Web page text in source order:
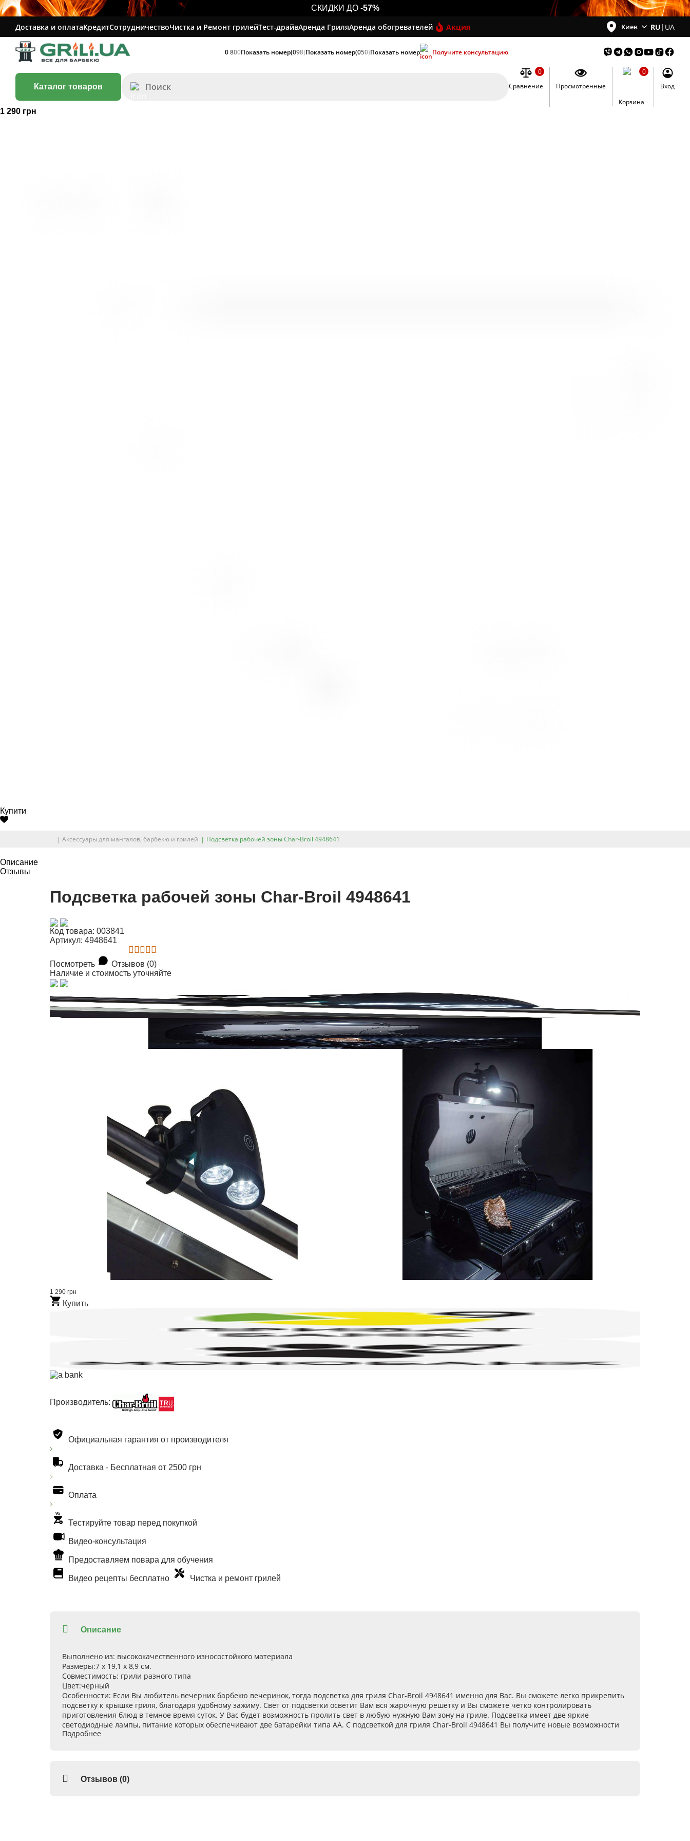
СКИДКИ ДО -57%
Доставка и оплатаКредитСотрудничествоЧистка и Ремонт грилейТест-драйвАренда ГриляАренда обогревателей Акция Киев RU | UA
0 800Показать номер(098)Показать номер(050)Показать номер Получите консультацию
Каталог товаров Сравнение
0
Просмотренные
Корзина
0
Вход
1 290 грн
Купити
Аксессуары для мангалов, барбекю и грилей Подсветка рабочей зоны Char-Broil 4948641
Описание
Отзывы
Подсветка рабочей зоны Char-Broil 4948641
Код товара: 003841
Артикул: 4948641
Посмотреть
Отзывов (0)
Наличие и стоимость уточняйте
1 290 грн
Купить
Производитель:
Официальная гарантия от производителя
Доставка - Бесплатная от 2500 грн
Оплата
Тестируйте товар перед покупкой
Видео-консультация
Предоставляем повара для обучения
Видео рецепты бесплатно Чистка и ремонт грилей
Описание
Выполнено из: высококачественного износостойкого материала
Размеры:7 х 19,1 х 8,9 см.
Совместимость: грили разного типа
Цвет:черный
Особенности: Если Вы любитель вечерник барбекю вечеринок, тогда подсветка для гриля Char-Broil 4948641 именно для Вас. Вы сможете легко прикрепить
подсветку к крышке гриля, благодаря удобному зажиму. Свет от подсветки осветит Вам вся жарочную решетку и Вы сможете чётко контролировать
приготовления блюд в темное время суток. У Вас будет возможность пролить свет в любую нужную Вам зону на гриле. Подсветка имеет две яркие
светодиодные лампы, питание которых обеспечивают две батарейки типа АА. С подсветкой для гриля Char-Broil 4948641 Вы получите новые возможности
для обеспечения подсветки рабочих зон гриля. Купить подсветку Char-Broil 4948641 по доступной цене, можно в магазине , который находится в Киеве, для
Подробнее
Отзывов (0)